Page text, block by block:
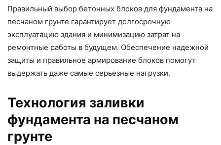
Правильный выбор бетонных блоков для фундамента на
песчаном грунте гарантирует долгосрочную
эксплуатацию здания и минимизацию затрат на
ремонтные работы в будущем. Обеспечение надежной
защиты и правильное армирование блоков помогут
выдержать даже самые серьезные нагрузки.
Технология заливки
фундамента на песчаном
грунте